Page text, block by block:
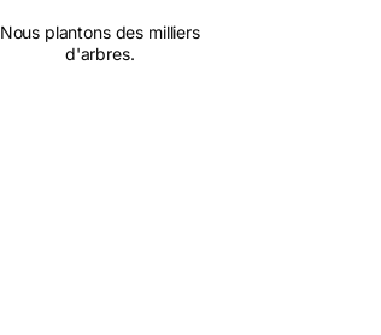
Nous plantons des milliers
d'arbres.